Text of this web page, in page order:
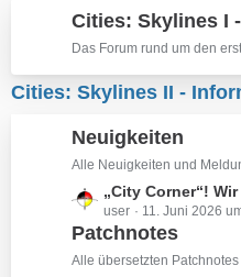
Cities: Skylines I
Das Forum rund um den
Cities: Skylines II -
Neuigkeiten
Alle Neuigkeiten und
L
t
z
„City Corner“! Wir
user 11. Juni 2026
Patchnotes
Alle übersetzten Patchnotes